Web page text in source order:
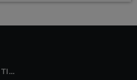
POLITIQUE DE CONFIDENTIALITÉ